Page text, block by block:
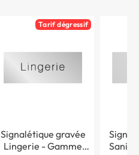
Tarif dégressif
Signalétique gravée
Lingerie - Gamme